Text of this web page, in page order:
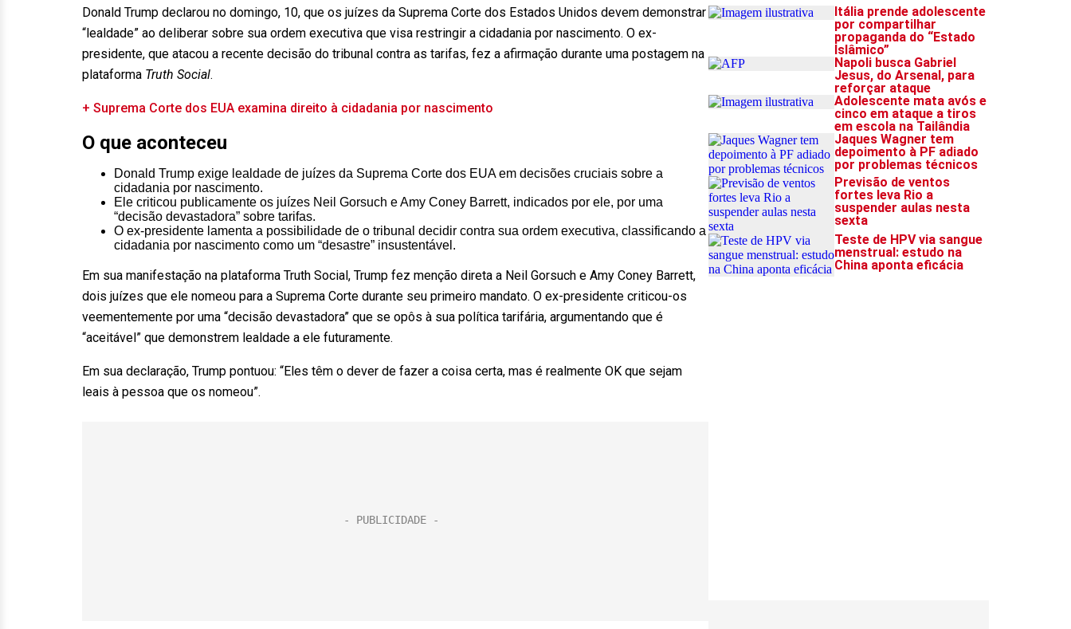
Donald Trump declarou no domingo, 10, que os juízes da Suprema Corte dos Estados Unidos devem demonstrar
“lealdade” ao deliberar sobre sua ordem executiva que visa restringir a cidadania por nascimento. O ex-
presidente, que atacou a recente decisão do tribunal contra as tarifas, fez a afirmação durante uma postagem na
plataforma Truth Social.
+ Suprema Corte dos EUA examina direito à cidadania por nascimento
O que aconteceu
Donald Trump exige lealdade de juízes da Suprema Corte dos EUA em decisões cruciais sobre a
cidadania por nascimento.
Ele criticou publicamente os juízes Neil Gorsuch e Amy Coney Barrett, indicados por ele, por uma
“decisão devastadora” sobre tarifas.
O ex-presidente lamenta a possibilidade de o tribunal decidir contra sua ordem executiva, classificando a
cidadania por nascimento como um “desastre” insustentável.
Em sua manifestação na plataforma Truth Social, Trump fez menção direta a Neil Gorsuch e Amy Coney Barrett,
dois juízes que ele nomeou para a Suprema Corte durante seu primeiro mandato. O ex-presidente criticou-os
veementemente por uma “decisão devastadora” que se opôs à sua política tarifária, argumentando que é
“aceitável” que demonstrem lealdade a ele futuramente.
Em sua declaração, Trump pontuou: “Eles têm o dever de fazer a coisa certa, mas é realmente OK que sejam
leais à pessoa que os nomeou”.